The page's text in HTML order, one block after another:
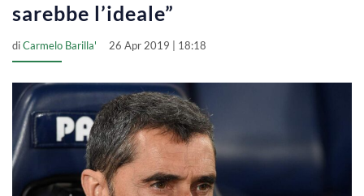
sarebbe l’ideale”
diCarmelo Barilla' 26 Apr 2019 | 18:18